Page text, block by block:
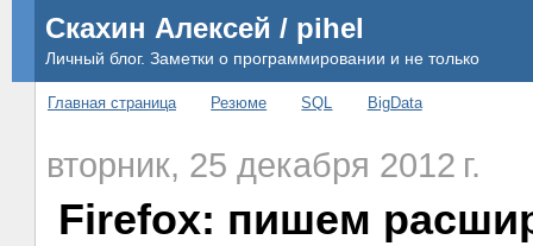
Скахин Алексей / pihel
Личный блог. Заметки о программировании и не только
Главная страница Резюме SQL BigData
вторник, 25 декабря 2012 г.
Firefox: пишем